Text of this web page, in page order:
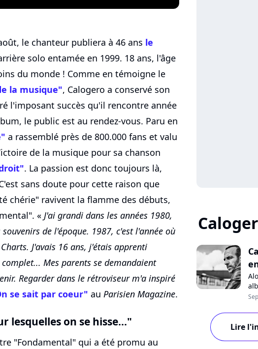
le chanteur publiera à 46 ans le
solo entamée en 1999. 18 ans, l'âge
du monde ! Comme en témoigne le
la musique", Calogero a conservé son
l'imposant succès qu'il rencontre année
le public est au rendez-vous. Paru en
a rassemblé près de 800.000 fans et valu
de la musique pour sa chanson
. La passion est donc toujours là,
sans doute pour cette raison que
chérie" ravivent la flamme des débuts,
« J'ai grandi dans les années 1980,
de l'époque. 1987, c'est l'année où
J'avais 16 ans, j'étais apprenti
Mes parents se demandaient
Regarder dans le rétroviseur m'a inspiré
se sait par coeur" au Parisien Magazine.
lesquelles on se hisse..."
"Fondamental" qui a été promu au
de
Lire